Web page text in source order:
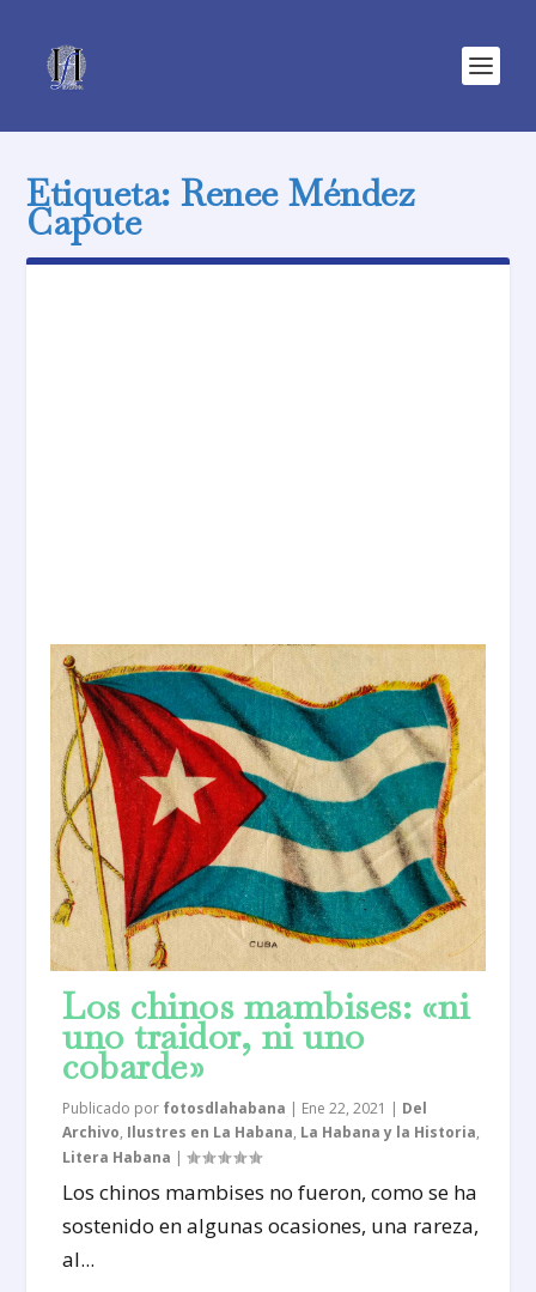
Etiqueta:Renee Méndez
Capote
Los chinos mambises: «ni
uno traidor, ni uno
cobarde»
Publicado por fotosdlahabana | Ene 22, 2021 | Del
Archivo, Ilustres en La Habana, La Habana y la Historia,
Litera Habana |
Los chinos mambises no fueron, como se ha
sostenido en algunas ocasiones, una rareza,
al...